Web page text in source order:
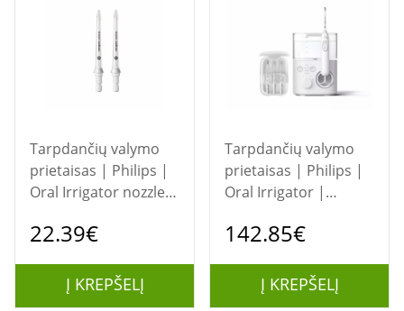
Tarpdančių valymo
prietaisas | Philips |
Oral Irrigator nozzle |
F1 Standard | For
Number of heads 2 |
White
22.39€
Į KREPŠELĮ
Tarpdančių valymo
prietaisas | Philips |
Oral Irrigator |
Power Flosser 7000 |
heads 4 | White
142.85€
Į KREPŠELĮ